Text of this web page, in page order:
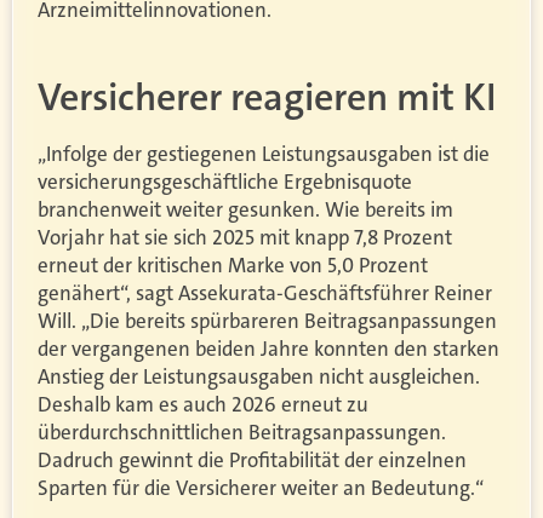
Arzneimittelinnovationen.
Versicherer reagieren mit KI
„Infolge der gestiegenen Leistungsausgaben ist die
versicherungsgeschäftliche Ergebnisquote
branchenweit weiter gesunken. Wie bereits im
Vorjahr hat sie sich 2025 mit knapp 7,8 Prozent
erneut der kritischen Marke von 5,0 Prozent
genähert“, sagt Assekurata-Geschäftsführer Reiner
Will. „Die bereits spürbareren Beitragsanpassungen
der vergangenen beiden Jahre konnten den starken
Anstieg der Leistungsausgaben nicht ausgleichen.
Deshalb kam es auch 2026 erneut zu
überdurchschnittlichen Beitragsanpassungen.
Dadruch gewinnt die Profitabilität der einzelnen
Sparten für die Versicherer weiter an Bedeutung.“